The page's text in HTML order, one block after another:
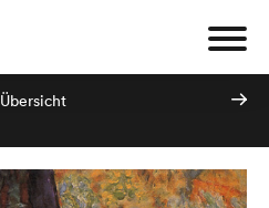
Übersicht